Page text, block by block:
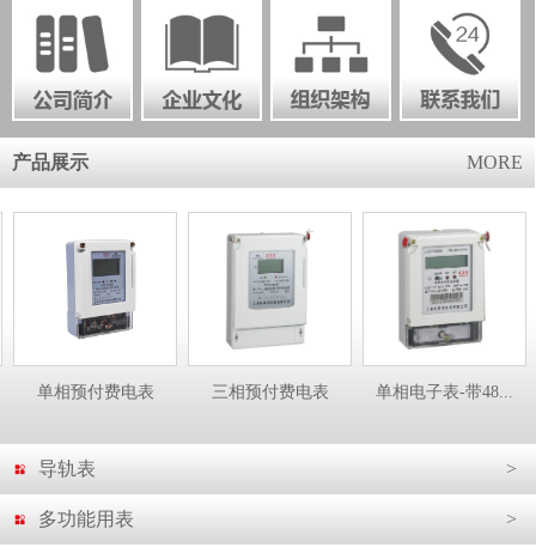
产品展示 MORE
单相预付费电表 三相预付费电表 单相电子表-带48...
导轨表 >
多功能用表 >